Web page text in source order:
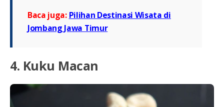
Baca juga: Pilihan Destinasi Wisata di
Jombang Jawa Timur
4. Kuku Macan